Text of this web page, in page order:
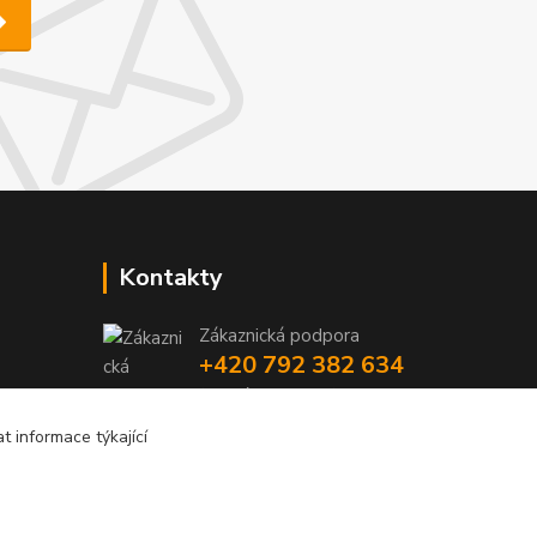
Kontakty
Zákaznická podpora
+420 792 382 634
(Po-Pá, 8-16 hod.)
objednavky@kosmetikaprovlasy.com
informace týkající